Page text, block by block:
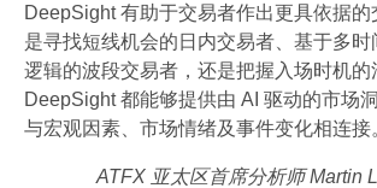
DeepSight 有助于交易者作出更具依据
是寻找短线机会的日内交易者、基于多时
逻辑的波段交易者，还是把握入场时机的
DeepSight 都能够提供由 AI 驱动的市场
与宏观因素、市场情绪及事件变化相连接
ATFX 亚太区首席分析师 Martin